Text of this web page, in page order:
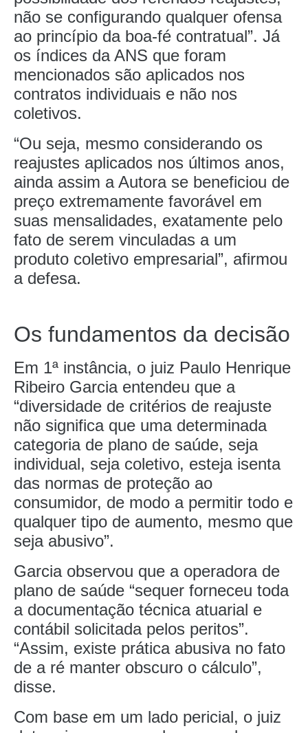
não se configurando qualquer ofensa
ao princípio da boa-fé contratual”. Já
os índices da ANS que foram
mencionados são aplicados nos
contratos individuais e não nos
coletivos.
“Ou seja, mesmo considerando os
reajustes aplicados nos últimos anos,
ainda assim a Autora se beneficiou de
preço extremamente favorável em
suas mensalidades, exatamente pelo
fato de serem vinculadas a um
produto coletivo empresarial”, afirmou
a defesa.
Os fundamentos da decisão
Em 1ª instância, o juiz Paulo Henrique
Ribeiro Garcia entendeu que a
“diversidade de critérios de reajuste
não significa que uma determinada
categoria de plano de saúde, seja
individual, seja coletivo, esteja isenta
das normas de proteção ao
consumidor, de modo a permitir todo e
qualquer tipo de aumento, mesmo que
seja abusivo”.
Garcia observou que a operadora de
plano de saúde “sequer forneceu toda
a documentação técnica atuarial e
contábil solicitada pelos peritos”.
“Assim, existe prática abusiva no fato
de a ré manter obscuro o cálculo”,
disse.
Com base em um lado pericial, o juiz